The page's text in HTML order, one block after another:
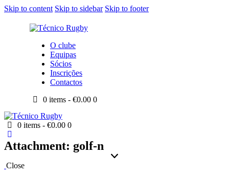
Skip to content Skip to sidebar Skip to footer
O clube
Equipas
Sócios
Inscrições
Contactos
0 items - €0.00 0
0 items - €0.00 0
Attachment: golf-n
Close